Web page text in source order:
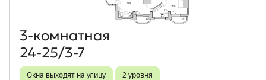
3‑комнатная
24-25/3-7
Окна выходят на улицу 2 уровня